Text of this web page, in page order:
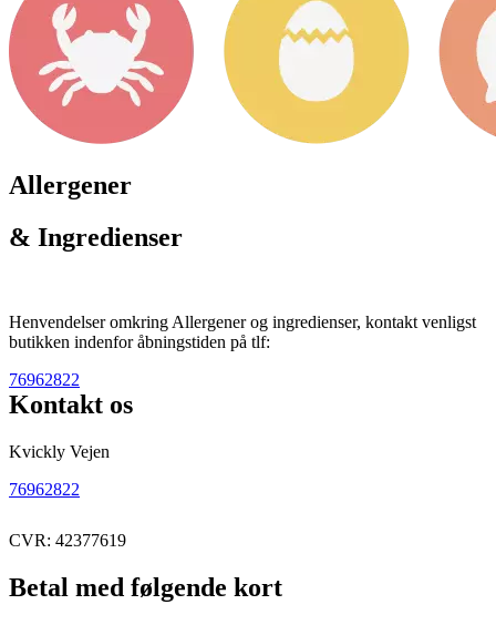
Allergener
& Ingredienser
Henvendelser omkring Allergener og ingredienser, kontakt venligst
butikken indenfor åbningstiden på tlf:
76962822
Kontakt os
Kvickly Vejen
76962822
CVR: 42377619
Betal med følgende kort